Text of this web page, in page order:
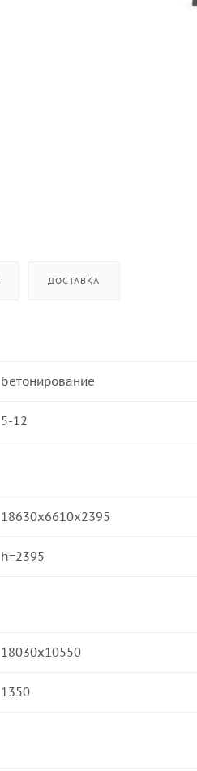
ДОСТАВКА
бетонирование
5-12
18630х6610х2395
h=2395
18030x10550
1350